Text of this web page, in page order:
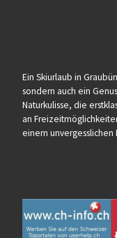
Ein Skiurlaub in
sondern auch ein
Naturkulisse, die
an
einem unvergesslichen